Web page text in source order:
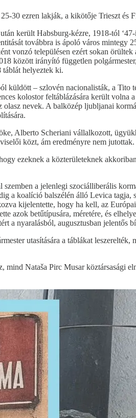
30 ezren lakják, a kikötője Trieszt és
került Habsburg-kézre, 1918-tól
továbbra is ápoló város
vonzó településen ezért sokan
között irányító független
táblát helyeztek ki.
küldött – szlovén nacionalisták, a
kolostor feltáblázására került volna
nevek. A balközép ljubljanai
Alberto Scheriani vállalkozott,
közt, ám eredményre nem jutottak.
ezeknek a közterületeknek
a jelenlegi szociálliberális
a koalíció balszélén álló Levica
kijelentette, hogy ha kell, az
azok betűtípusára, méretére, és
a nyaralásból, augusztusban jelentős
utasítására a táblákat
Nataša Pirc Musar köztársasági